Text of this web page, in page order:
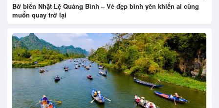
Bờ biển Nhật Lệ Quảng Bình – Vẻ đẹp bình yên khiến ai cũng
muốn quay trở lại